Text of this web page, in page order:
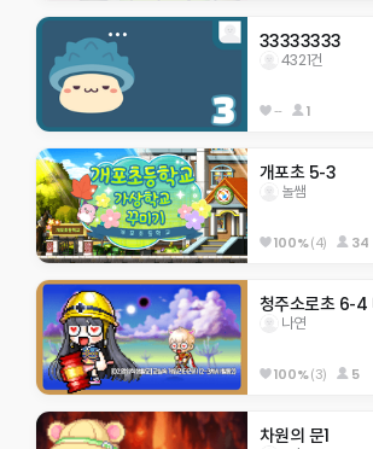
33333333
4321건
-- 1
개포초 5-3
놀쌤
100%(4) 34
청주소로초 6-4
나연
100%(3) 5
차원의 문1